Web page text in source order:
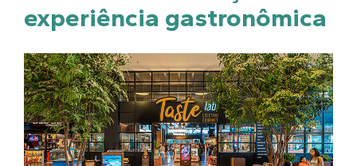
experiência gastronômica